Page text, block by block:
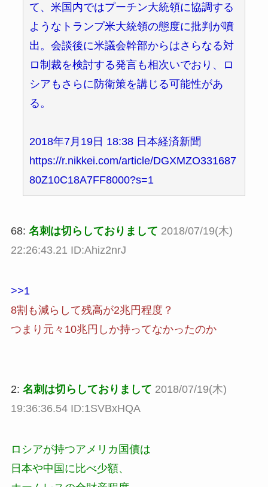
て、米国内ではプーチン大統領に協調する
ようなトランプ米大統領の態度に批判が噴
出。会談後に米議会幹部からはさらなる対
ロ制裁を検討する発言も相次いでおり、ロ
シアもさらに防衛策を講じる可能性があ
る。
2018年7月19日 18:38 日本経済新聞
https://r.nikkei.com/article/DGXMZO331687
80Z10C18A7FF8000?s=1
68: 名刺は切らしておりまして 2018/07/19(木)
22:26:43.21 ID:Ahiz2nrJ
>>1
8割も減らして残高が2兆円程度？
つまり元々10兆円しか持ってなかったのか
2: 名刺は切らしておりまして 2018/07/19(木)
19:36:36.54 ID:1SVBxHQA
ロシアが持つアメリカ国債は
日本や中国に比べ少額、